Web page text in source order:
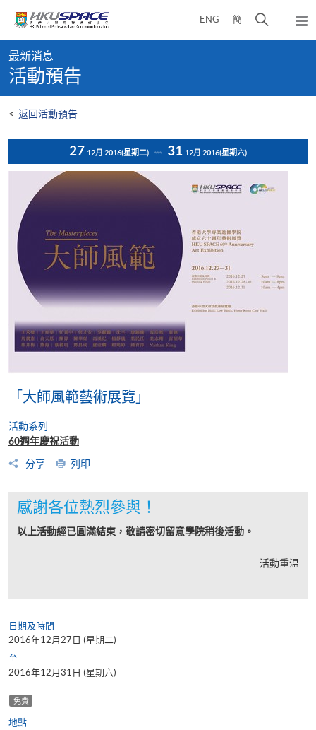
content
ENG 簡
開
彈
出
content
start
最新消息
活動預告
< 返回活動預告
27 12月 2016(星期二) 31 12月 2016(星期六)
「大師風範藝術展覽」
活動系列
60週年慶祝活動
分享
列印
感謝各位熱烈參與！
以上活動經已圓滿結束，敬請密切留意學院稍後活動。
活動重温
日期及時間
2016年12月27日 (星期二)
至
2016年12月31日 (星期六)
免費
地點